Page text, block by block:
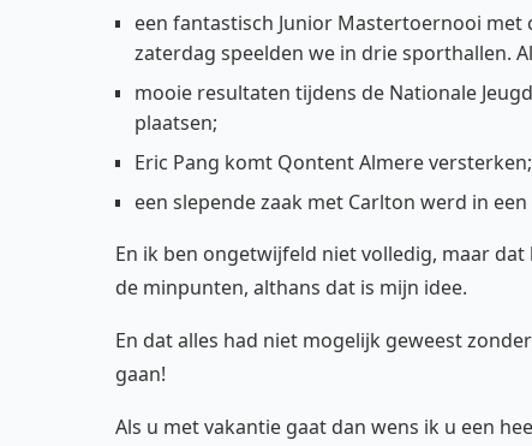
een fantastisch Junior Mastertoernooi met
zaterdag speelden we in drie sporthallen.
mooie resultaten tijdens de Nationale
plaatsen;
Eric Pang komt Qontent Almere versterken;
een slepende zaak met Carlton werd in
En ik ben ongetwijfeld niet volledig, maar
de minpunten, althans dat is mijn idee.
En dat alles had niet mogelijk geweest
gaan!
Als u met vakantie gaat dan wens ik u een